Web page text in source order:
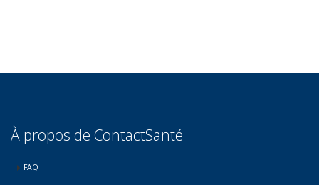
À propos de ContactSanté
FAQ